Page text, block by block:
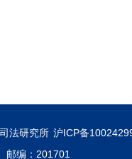
法研究所 沪ICP备
邮编：201701